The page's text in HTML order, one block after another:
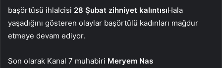
başörtüsü ihlalcisi 28 Şubat zihniyet kalıntısıHala
yaşadığını gösteren olaylar başörtülü kadınları mağdur
etmeye devam ediyor.
Son olarak Kanal 7 muhabiri Meryem Nas